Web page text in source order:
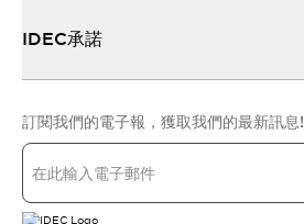
IDEC承諾
訂閱我們的電子報，獲取我們的最新訊息!